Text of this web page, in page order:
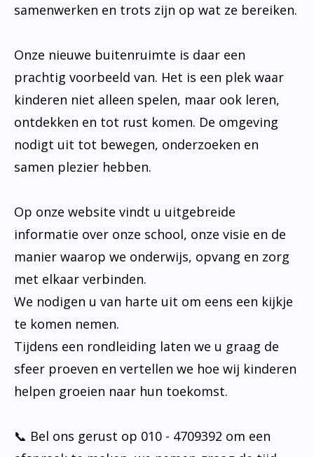
samenwerken en trots zijn op wat ze bereiken.
Onze nieuwe buitenruimte is daar een
prachtig voorbeeld van. Het is een plek waar
kinderen niet alleen spelen, maar ook leren,
ontdekken en tot rust komen. De omgeving
nodigt uit tot bewegen, onderzoeken en
samen plezier hebben.
Op onze website vindt u uitgebreide
informatie over onze school, onze visie en de
manier waarop we onderwijs, opvang en zorg
met elkaar verbinden.
We nodigen u van harte uit om eens een kijkje
te komen nemen.
Tijdens een rondleiding laten we u graag de
sfeer proeven en vertellen we hoe wij kinderen
helpen groeien naar hun toekomst.
📞 Bel ons gerust op 010 - 4709392 om een